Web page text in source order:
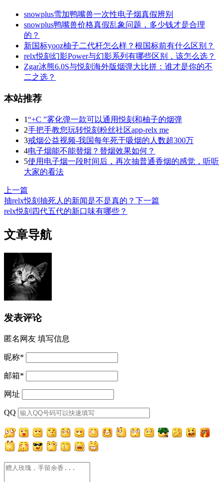
snowplus雪加鸭嘴兽一次性电子烟真假辨别
snowplus鸭嘴兽价格真假乱象问题，多少钱才是合理
的？
新国标yooz柚子二代杆怎么样？根国标前有什么区别？
relx悦刻幻影Power与幻影系列有哪些区别，该怎么选？
Zgar冰熊6.0S与悦刻海外版烟弹大比拼：谁才是你的不
二之选？
本站推荐
1“+C ”雾化弹一款可以通用悦刻和柚子的烟弹
2手把手教您玩转悦刻粉丝社区app-relx me
3戒烟公益视频-我国每年死于吸烟的人数超300万
4电子烟能不能替烟？替烟效果如何？
5使用电子烟一段时间后，再次抽普通香烟的感觉，听听
大家的看法
上一篇
抽relx悦刻抽死人的新闻是不是真的？ 下一篇
relx悦刻四代五代的新口味有哪些？
文章导航
发表评论
匿名网友 填写信息
昵称*
邮箱*
网址
QQ